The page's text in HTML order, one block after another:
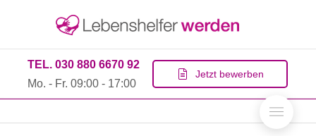
TEL. 030 880 6670 92
Mo. - Fr. 09:00 - 17:00
Jetzt bewerben